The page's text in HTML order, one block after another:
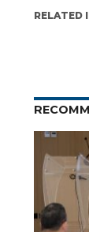
RELATED